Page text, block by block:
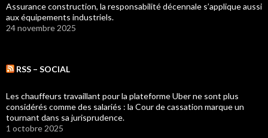
Assurance construction, la responsabilité décennale s’applique aussi
aux équipements industriels.
24 novembre 2025
RSS – SOCIAL
Les chauffeurs travaillant pour la plateforme Uber ne sont plus
considérés comme des salariés : la Cour de cassation marque un
tournant dans sa jurisprudence.
1 octobre 2025